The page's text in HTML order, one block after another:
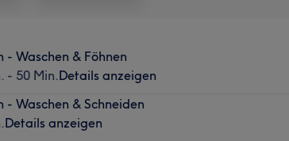
- Waschen & Föhnen
- 50 Min.Details anzeigen
- Waschen & Schneiden
Details anzeigen